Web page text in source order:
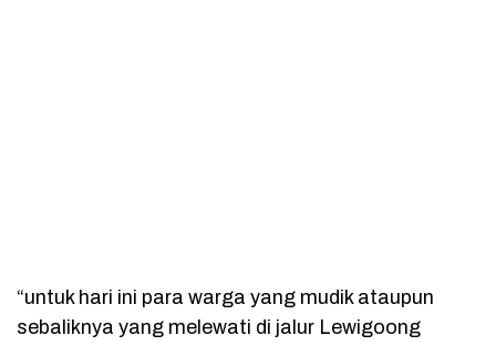
“untuk hari ini para warga yang mudik ataupun
sebaliknya yang melewati di jalur Lewigoong